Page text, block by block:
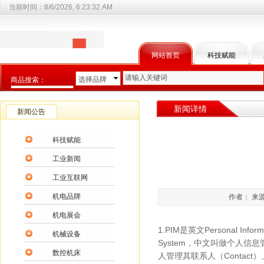
网站首页 科技赋能
当前时间： 8/6/2026, 6:23:33 AM
商品搜索：
选择商品分类
选择品牌
作者： 来
1.PIM是英文Personal
System，中文叫做个人信
人管理其联系人（Contact
新闻公告
科技赋能
工业新闻
工业互联网
机电品牌
机电展会
机械设备
数控机床
新闻详情